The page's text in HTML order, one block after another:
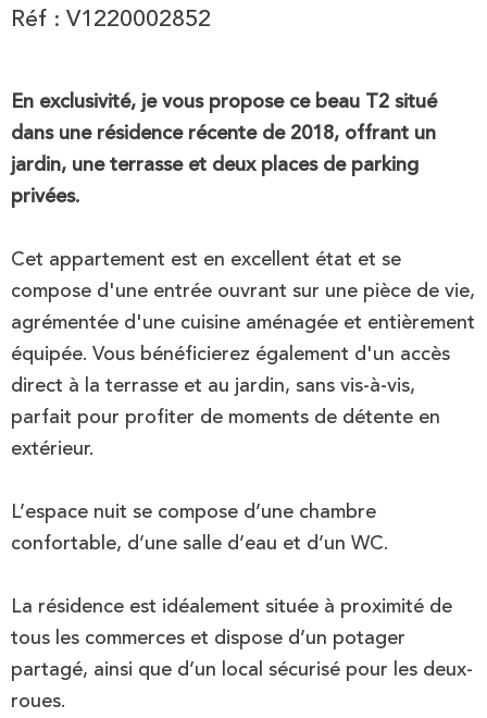
Réf : V1220002852
En exclusivité, je vous propose ce beau T2 situé
dans une résidence récente de 2018, offrant un
jardin, une terrasse et deux places de parking
privées.
Cet appartement est en excellent état et se
compose d'une entrée ouvrant sur une pièce de vie,
agrémentée d'une cuisine aménagée et entièrement
équipée. Vous bénéficierez également d'un accès
direct à la terrasse et au jardin, sans vis-à-vis,
parfait pour profiter de moments de détente en
extérieur.
L’espace nuit se compose d’une chambre
confortable, d’une salle d’eau et d’un WC.
La résidence est idéalement située à proximité de
tous les commerces et dispose d’un potager
partagé, ainsi que d’un local sécurisé pour les deux-
roues.